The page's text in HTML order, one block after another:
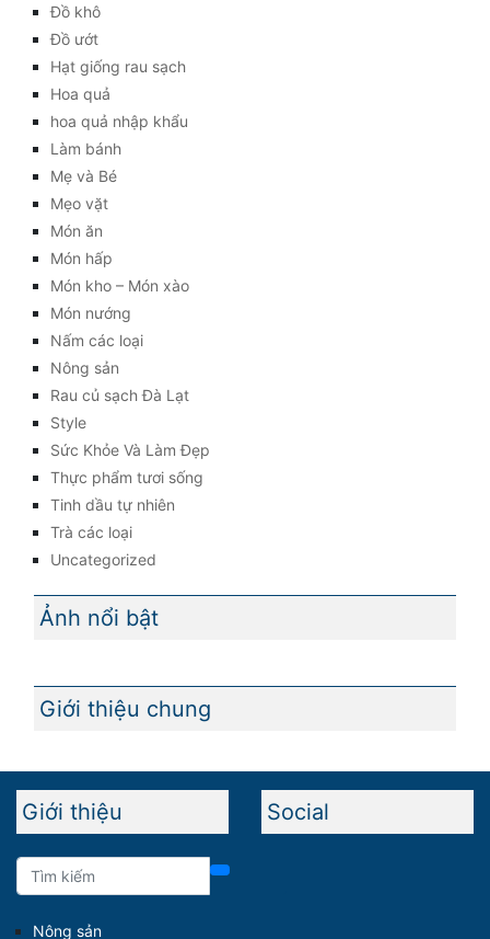
Đồ khô
Đồ ướt
Hạt giống rau sạch
Hoa quả
hoa quả nhập khẩu
Làm bánh
Mẹ và Bé
Mẹo vặt
Món ăn
Món hấp
Món kho – Món xào
Món nướng
Nấm các loại
Nông sản
Rau củ sạch Đà Lạt
Style
Sức Khỏe Và Làm Đẹp
Thực phẩm tươi sống
Tinh dầu tự nhiên
Trà các loại
Uncategorized
Ảnh nổi bật
Giới thiệu chung
Giới thiệu
Nông sản
Social